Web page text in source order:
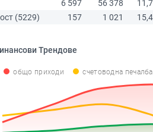
6 597
56 378
(5229)
157 1 021
Трендове
общо приходи счетоводна печалба